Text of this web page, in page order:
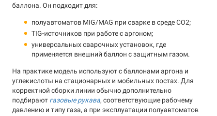
баллона. Он подходит для:
полуавтоматов MIG/MAG при сварке в среде CO2;
TIG-источников при работе с аргоном;
универсальных сварочных установок, где
применяется внешний баллон с защитным газом.
На практике модель используют с баллонами аргона и
углекислоты на стационарных и мобильных постах. Для
корректной сборки линии обычно дополнительно
подбирают газовые рукава, соответствующие рабочему
давлению и типу газа, а при эксплуатации полуавтоматов